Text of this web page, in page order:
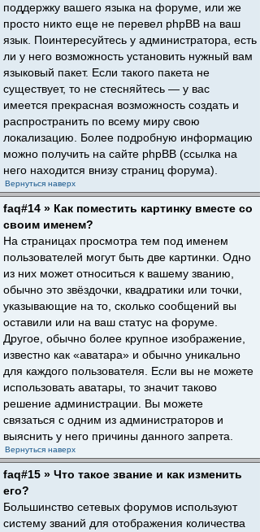
поддержку вашего языка на форуме, или же
просто никто еще не перевел phpBB на ваш
язык. Поинтересуйтесь у администратора, есть
ли у него возможность установить нужный вам
языковый пакет. Если такого пакета не
существует, то не стесняйтесь — у вас
имеется прекрасная возможность создать и
распространить по всему миру свою
локализацию. Более подробную информацию
можно получить на сайте phpBB (ссылка на
него находится внизу страниц форума).
Вернуться наверх
faq#14 » Как поместить картинку вместе со
своим именем?
На страницах просмотра тем под именем
пользователей могут быть две картинки. Одно
из них может относиться к вашему званию,
обычно это звёздочки, квадратики или точки,
указывающие на то, сколько сообщений вы
оставили или на ваш статус на форуме.
Другое, обычно более крупное изображение,
известно как «аватара» и обычно уникально
для каждого пользователя. Если вы не можете
использовать аватары, то значит таково
решение администрации. Вы можете
связаться с одним из администраторов и
выяснить у него причины данного запрета.
Вернуться наверх
faq#15 » Что такое звание и как изменить
его?
Большинство сетевых форумов используют
систему званий для отображения количества